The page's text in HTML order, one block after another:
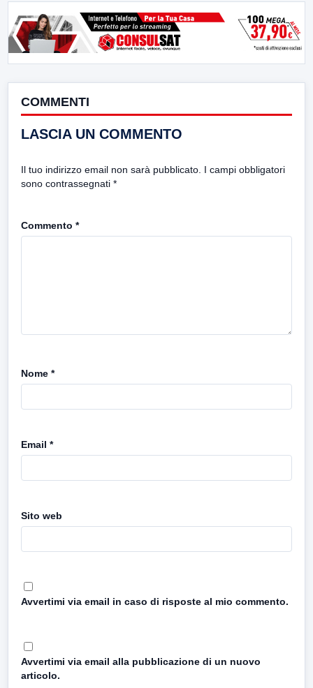
COMMENTI
LASCIA UN COMMENTO
Il tuo indirizzo email non sarà pubblicato. I campi obbligatori
sono contrassegnati *
Commento *
Nome *
Email *
Sito web
Avvertimi via email in caso di risposte al mio commento.
Avvertimi via email alla pubblicazione di un nuovo
articolo.